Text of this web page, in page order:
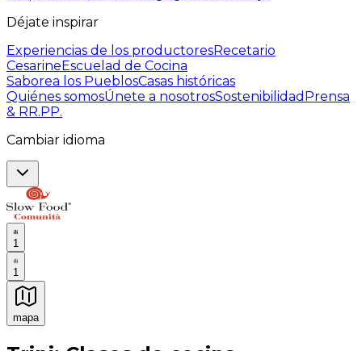
Déjate inspirar
Experiencias de los productoresRecetario
CesarineEscuelad de Cocina
Saborea los PueblosCasas históricas
Quiénes somosÚnete a nosotrosSostenibilidad Prensa
& RR.PP.
Cambiar idioma
1
1
mapa